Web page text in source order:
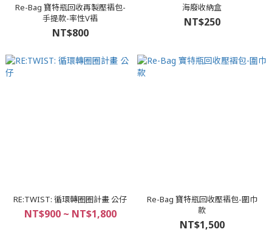
Re-Bag 寶特瓶回收再製壓褶包-
手提款-率性V褶
NT$800
海廢收納盒
NT$250
RE:TWIST: 循環轉圈圈計畫 公仔
NT$900 ~ NT$1,800
Re-Bag 寶特瓶回收壓褶包-圍巾
款
NT$1,500